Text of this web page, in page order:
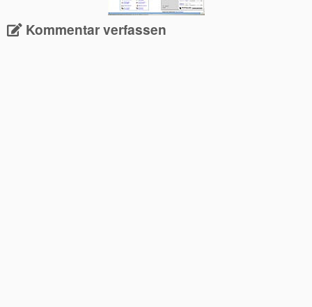
Kommentar verfassen